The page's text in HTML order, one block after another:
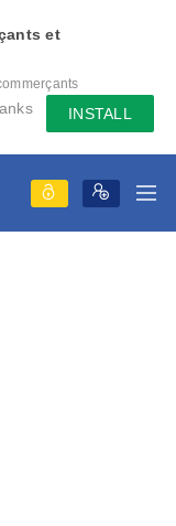
et
des
évènement
INSTALL